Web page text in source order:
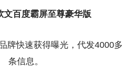
文百度霸屏至尊豪华版
牌快速获得曝光，代发4000多
条信息。